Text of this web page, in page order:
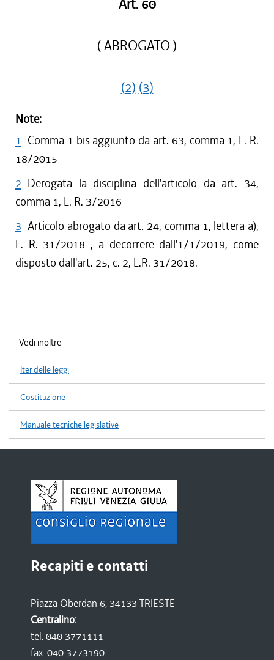
Art. 60
( ABROGATO )
(2) (3)
Note:
1 Comma 1 bis aggiunto da art. 63, comma 1, L. R.
18/2015
2 Derogata la disciplina dell'articolo da art. 34,
comma 1, L. R. 3/2016
3 Articolo abrogato da art. 24, comma 1, lettera a),
L. R. 31/2018 , a decorrere dall'1/1/2019, come
disposto dall'art. 25, c. 2, L.R. 31/2018.
Vedi inoltre
Iter delle leggi
Costituzione
Manuale tecniche legislative
Recapiti e contatti
Piazza Oberdan 6, 34133 TRIESTE
Centralino:
tel. 040 3771111
fax. 040 3773190